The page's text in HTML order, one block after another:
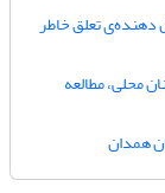
دهنده‌ی تعلق خاطر
محلی، مطالعه
همدان